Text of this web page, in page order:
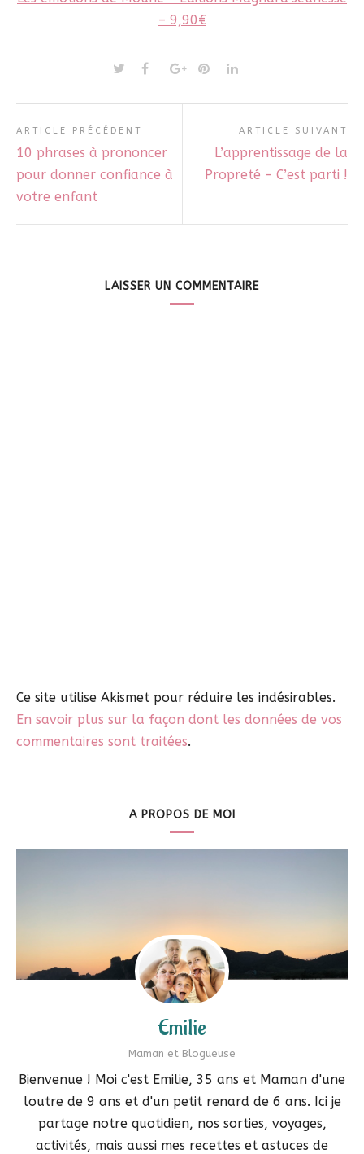
– 9,90€
ARTICLE PRÉCÉDENT
10 phrases à prononcer
pour donner confiance à
votre enfant
ARTICLE SUIVANT
L’apprentissage de la
Propreté – C’est parti !
LAISSER UN COMMENTAIRE
Ce site utilise Akismet pour réduire les indésirables.
En savoir plus sur la façon dont les données de vos
commentaires sont traitées.
A PROPOS DE MOI
Emilie
Maman et Blogueuse
Bienvenue ! Moi c'est Emilie, 35 ans et Maman d'une
loutre de 9 ans et d'un petit renard de 6 ans. Ici je
partage notre quotidien, nos sorties, voyages,
activités, mais aussi mes recettes et astuces de